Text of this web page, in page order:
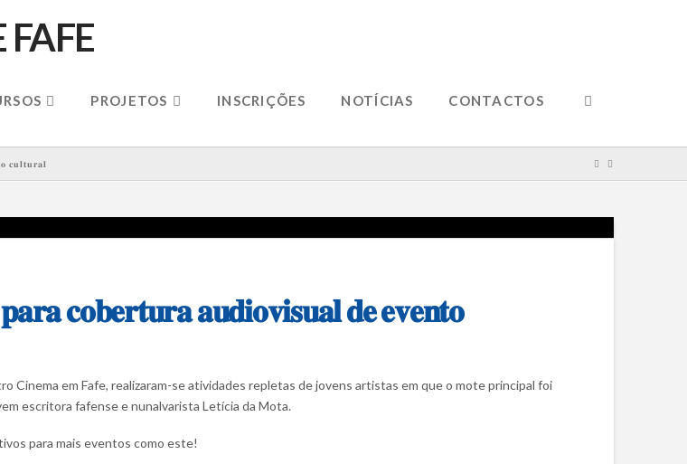
PROJETOS INSCRIÇÕES NOTÍCIAS CONTACTOS
𝐜𝐮𝐥𝐭𝐮𝐫𝐚𝐥
𝐜𝐨𝐛𝐞𝐫𝐭𝐮𝐫𝐚 𝐚𝐮𝐝𝐢𝐨𝐯𝐢𝐬𝐮𝐚𝐥 𝐝𝐞 𝐞𝐯𝐞𝐧𝐭𝐨
Cinema em Fafe, realizaram-se atividades repletas de jovens artistas em que o mote principal foi
escritora fafense e nunalvarista Letícia da Mota.
para mais eventos como este!